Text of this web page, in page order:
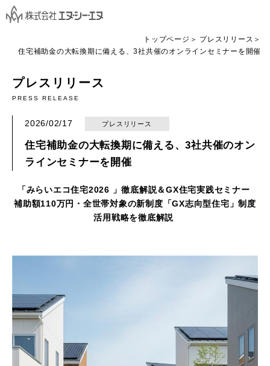
トップページ
プレスリリース
住宅補助金の大転換期に備える、3社共催のオンラインセミナーを開催
プレスリリース
PRESS RELEASE
2026/02/17 プレスリリース
住宅補助金の大転換期に備える、3社共催のオン
ラインセミナーを開催
「みらいエコ住宅2026 」徹底解説＆GX住宅実践セミナー
補助額110万円・全世帯対象の新制度「GX志向型住宅」制度
活用戦略を徹底解説